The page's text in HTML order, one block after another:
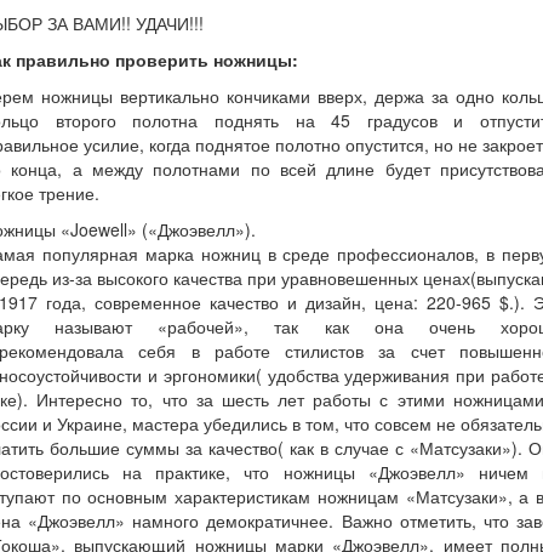
ЗА ВАМИ!! УДАЧИ!!!
правильно проверить ножницы:
ножницы вертикально кончиками вверх, держа за одно
второго полотна поднять на 45 градусов и
усилие, когда поднятое полотно опустится, но не
конца, а между полотнами по всей длине будет
трение.
«Joewell» («Джоэвелл»).
популярная марка ножниц в среде профессионалов, в
из-за высокого качества при уравновешенных
года, современное качество и дизайн, цена: 220-965 $.).
называют «рабочей», так как она очень
себя в работе стилистов за счет
и эргономики( удобства удерживания при
Интересно то, что за шесть лет работы с этими
и Украине, мастера убедились в том, что совсем не
большие суммы за качество( как в случае с «Матсузаки»).
на практике, что ножницы «Джоэвелл» ничем
по основным характеристикам ножницам «Матсузаки», а
«Джоэвелл» намного демократичнее. Важно отметить, что
выпускающий ножницы марки «Джоэвелл», имеет